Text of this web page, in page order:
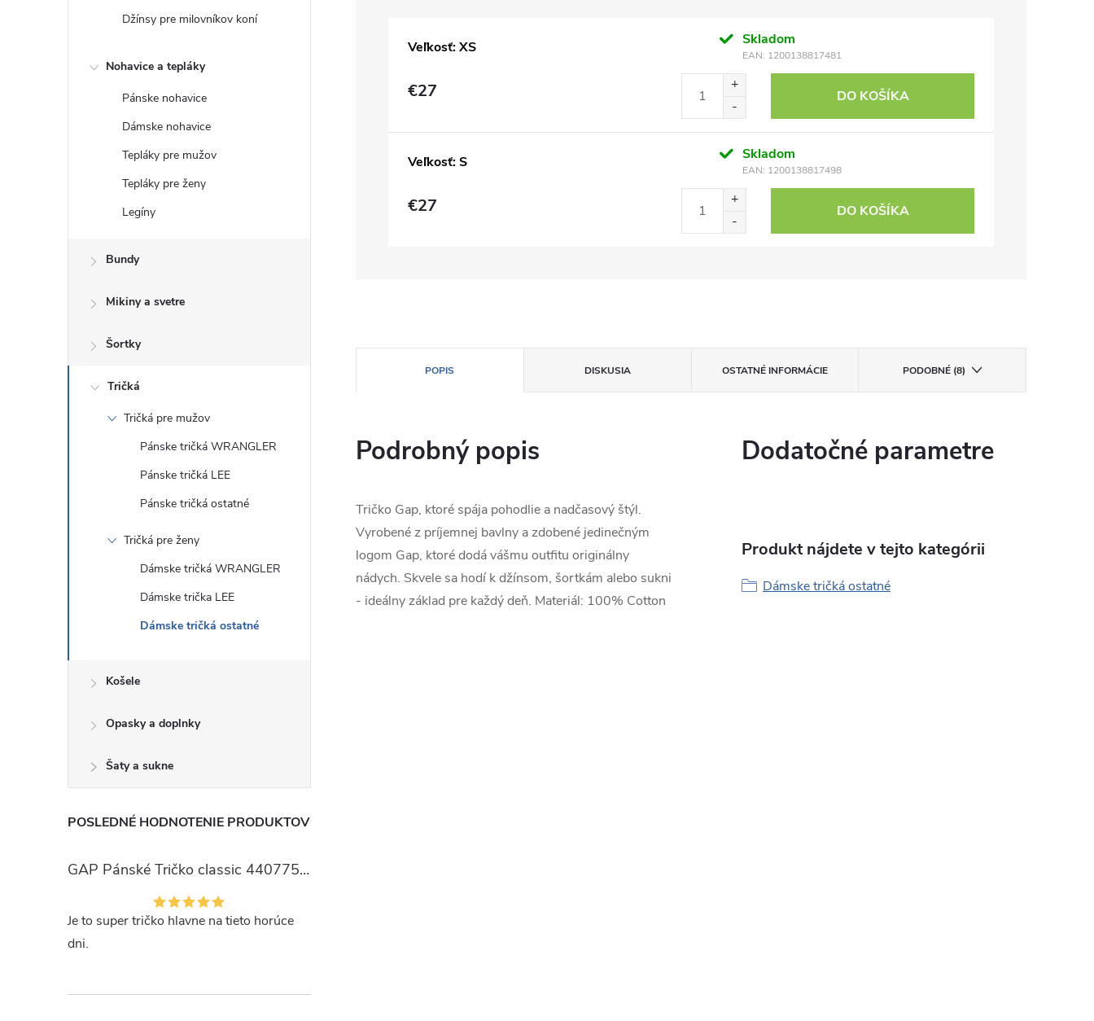
Džínsy pre milovníkov koní
Nohavice a tepláky
Pánske nohavice
Dámske nohavice
Tepláky pre mužov
Tepláky pre ženy
Legíny
Bundy
Mikiny a svetre
Šortky
Tričká
Tričká pre mužov
Pánske tričká WRANGLER
Pánske tričká LEE
Pánske tričká ostatné
Tričká pre ženy
Dámske tričká WRANGLER
Dámske trička LEE
Dámske tričká ostatné
Košele
Opasky a doplnky
Šaty a sukne
POSLEDNÉ HODNOTENIE PRODUKTOV
GAP Pánské Tričko classic 440775-00
Je to super tričko hlavne na tieto horúce
dni.
Veľkosť: XS Skladom
EAN: 1200138817481
€27 DO KOŠÍKA
Veľkosť: S Skladom
EAN: 1200138817498
€27 DO KOŠÍKA
POPIS DISKUSIA OSTATNÉ INFORMÁCIE PODOBNÉ (8)
Podrobný popis
Tričko Gap, ktoré spája pohodlie a nadčasový štýl.
Vyrobené z príjemnej bavlny a zdobené jedinečným
logom Gap, ktoré dodá vášmu outfitu originálny
nádych. Skvele sa hodí k džínsom, šortkám alebo sukni
- ideálny základ pre každý deň. Materiál: 100% Cotton
Dodatočné parametre
Produkt nájdete v tejto kategórii
Dámske tričká ostatné